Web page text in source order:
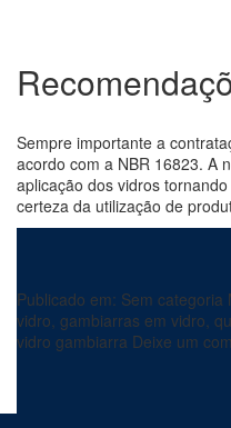
Sempre importante a
acordo com a NBR 16823. A
aplicação dos vidros
certeza da utilização de
Publicado em: Sem categoria
vidro, gambiarras em vidro,
vidro gambiarra Deixe um